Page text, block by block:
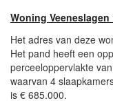
Woning Veeneslagen
Het adres van deze
Het pand heeft een
perceeloppervlakte
waarvan 4
is € 685.000.